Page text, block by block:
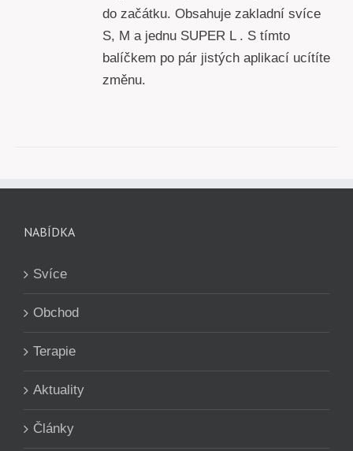
do začátku. Obsahuje zakladní svíce
S, M a jednu SUPER L . S tímto
balíčkem po pár jistých aplikací ucítíte
změnu.
NABÍDKA
Svíce
Obchod
Terapie
Aktuality
Články